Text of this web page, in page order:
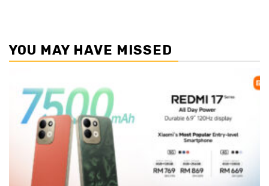
YOU MAY HAVE MISSED